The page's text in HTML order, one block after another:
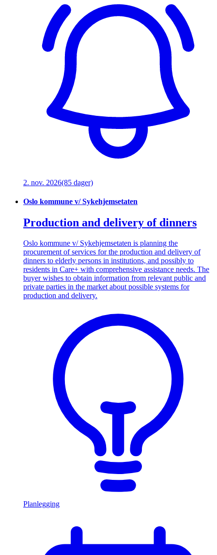
2. nov. 2026(85 dager)
Oslo kommune v/ Sykehjemsetaten
Production and delivery of dinners
Oslo kommune v/ Sykehjemsetaten is planning the
procurement of services for the production and delivery of
dinners to elderly persons in institutions, and possibly to
residents in Care+ with comprehensive assistance needs. The
buyer wishes to obtain information from relevant public and
private parties in the market about possible systems for
production and delivery.
Planlegging